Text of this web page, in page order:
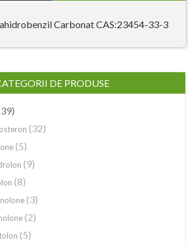
Carbonat CAS:23454-33-3
DE PRODUSE
(32)
(5)
(9)
(8)
(3)
(2)
(5)